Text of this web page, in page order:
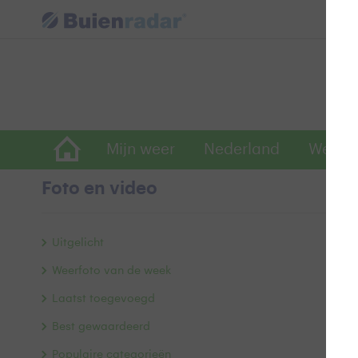
Mijn weer Nederland
Foto en video
Uitgelicht
Weerfoto van de week
Laatst toegevoegd
Best gewaardeerd
Populaire categorieën